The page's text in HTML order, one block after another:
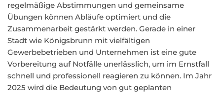
regelmäßige Abstimmungen und gemeinsame
Übungen können Abläufe optimiert und die
Zusammenarbeit gestärkt werden. Gerade in einer
Stadt wie Königsbrunn mit vielfältigen
Gewerbebetrieben und Unternehmen ist eine gute
Vorbereitung auf Notfälle unerlässlich, um im Ernstfall
schnell und professionell reagieren zu können. Im Jahr
2025 wird die Bedeutung von gut geplanten